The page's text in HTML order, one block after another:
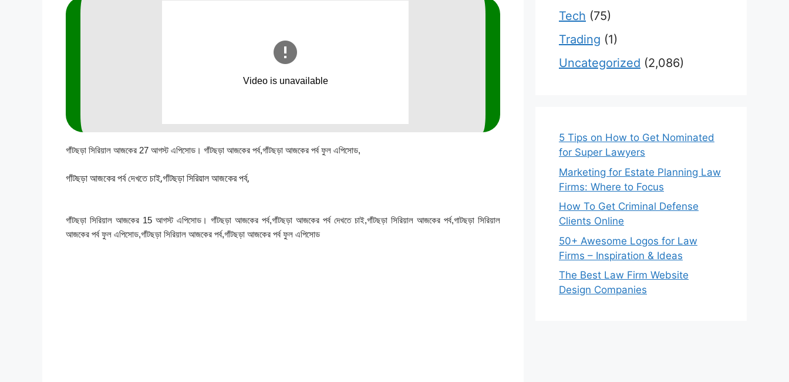
গাঁটছড়া সিরিয়াল আজকের 27 আগস্ট এপিসোড। গাঁটছড়া আজকের পর্ব,গাঁটছড়া আজকের পর্ব ফুল এপিসোড,
গাঁটছড়া আজকের পর্ব দেখতে চাই,গাঁটছড়া সিরিয়াল আজকের পর্ব,
গাঁটছড়া সিরিয়াল আজকের 15 আগস্ট এপিসোড। গাঁটছড়া আজকের পর্ব,গাঁটছড়া আজকের পর্ব দেখতে চাই,গাঁটছড়া সিরিয়াল আজকের পর্ব,গাটছড়া সিরিয়াল
আজকের পর্ব ফুল এপিসোড,গাঁটছড়া সিরিয়াল আজকের পর্ব,গাঁটছড়া আজকের পর্ব ফুল এপিসোড
Tech (75)
Trading (1)
Uncategorized (2,086)
5 Tips on How to Get Nominated
for Super Lawyers
Marketing for Estate Planning Law
Firms: Where to Focus
How To Get Criminal Defense
Clients Online
50+ Awesome Logos for Law
Firms – Inspiration & Ideas
The Best Law Firm Website
Design Companies